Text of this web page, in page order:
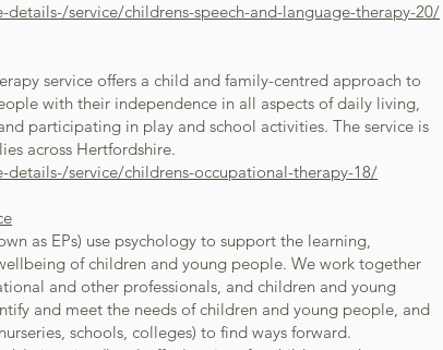
details-/service/childrens-speech-and-language-therapy-20/
service offers a child and family-centred approach to
with their independence in all aspects of daily living,
participating in play and school activities. The service is
across Hertfordshire.
details-/service/childrens-occupational-therapy-18/
as EPs) use psychology to support the learning,
of children and young people. We work together
and other professionals, and children and young
and meet the needs of children and young people, and
schools, colleges) to find ways forward.